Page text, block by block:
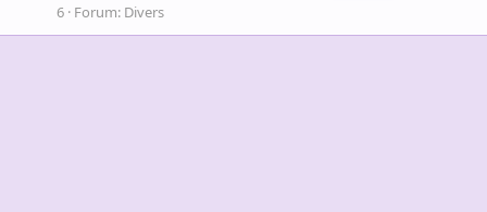
6 Forum: Divers